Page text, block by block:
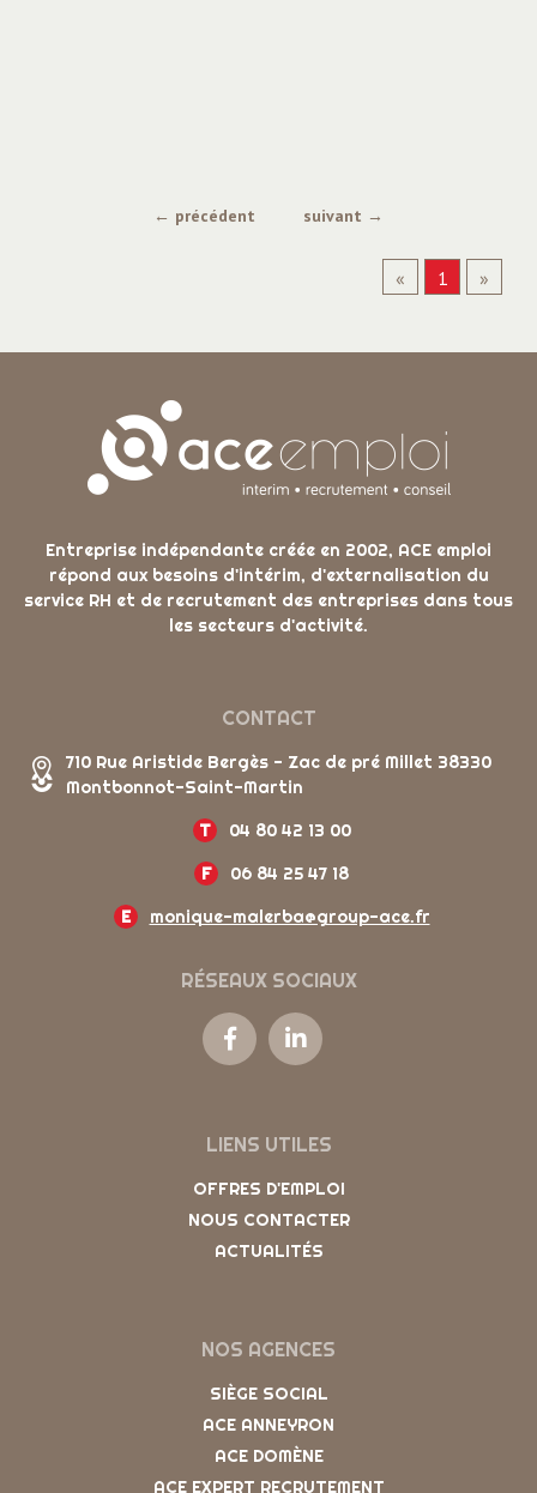
ACE Saint-Etienne-de-Saint-Geoirs
← précédent suivant →
« 1 »
Entreprise indépendante créée en 2002, ACE emploi
répond aux besoins d'intérim, d'externalisation du
service RH et de recrutement des entreprises dans tous
les secteurs d'activité.
CONTACT
710 Rue Aristide Bergès - Zac de pré Millet 38330
Montbonnot-Saint-Martin
T
04 80 42 13 00
F
06 84 25 47 18
E
monique-malerba@group-ace.fr
RÉSEAUX SOCIAUX
LIENS UTILES
OFFRES D'EMPLOI
NOUS CONTACTER
ACTUALITÉS
NOS AGENCES
SIÈGE SOCIAL
ACE ANNEYRON
ACE DOMÈNE
ACE EXPERT RECRUTEMENT